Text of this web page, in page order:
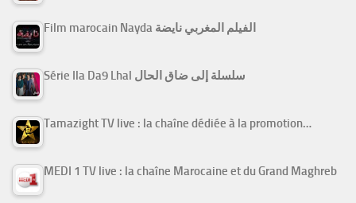
Film marocain Nayda الفيلم المغربي نايضة
Série Ila Da9 Lhal سلسلة إلى ضاق الحال
Tamazight TV live : la chaîne dédiée à la promotion…
MEDI 1 TV live : la chaîne Marocaine et du Grand Maghreb